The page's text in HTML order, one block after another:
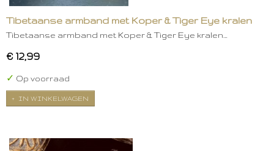
Tibetaanse armband met Koper & Tiger Eye kralen
Tibetaanse armband met Koper & Tiger Eye kralen…
€ 12,99
✓ Op voorraad
IN WINKELWAGEN